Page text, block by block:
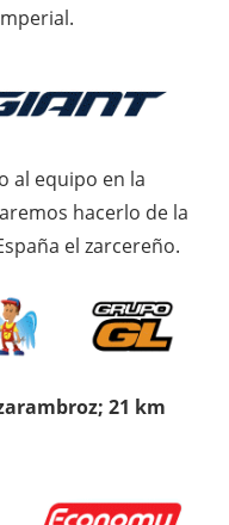
al equipo en la
hacerlo de la
el zarcereño.
21 km